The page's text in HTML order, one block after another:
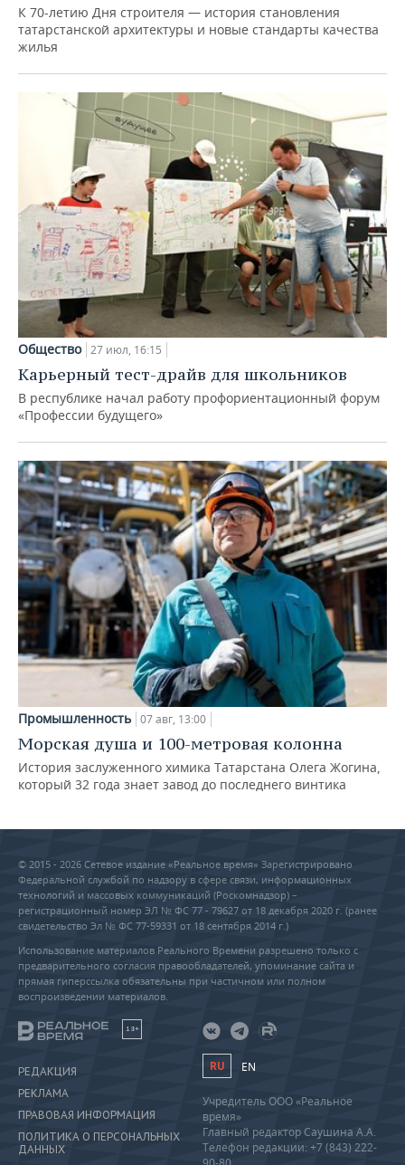
К 70-летию Дня строителя — история становления
татарстанской архитектуры и новые стандарты качества
жилья
Общество 27 июл, 16:15
Карьерный тест-драйв для школьников
В республике начал работу профориентационный форум
«Профессии будущего»
Промышленность 07 авг, 13:00
Морская душа и 100-метровая колонна
История заслуженного химика Татарстана Олега Жогина,
который 32 года знает завод до последнего винтика
© 2015 - 2026 Сетевое издание «Реальное время» Зарегистрировано
Федеральной службой по надзору в сфере связи, информационных
технологий и массовых коммуникаций (Роскомнадзор) –
регистрационный номер ЭЛ № ФС 77 - 79627 от 18 декабря 2020 г. (ранее
свидетельство Эл № ФС 77-59331 от 18 сентября 2014 г.)
Использование материалов Реального Времени разрешено только с
предварительного согласия правообладателей, упоминание сайта и
прямая гиперссылка обязательны при частичном или полном
воспроизведении материалов.
18+
РЕДАКЦИЯ
РЕКЛАМА
ПРАВОВАЯ ИНФОРМАЦИЯ
ПОЛИТИКА О ПЕРСОНАЛЬНЫХ
ДАННЫХ
RU EN
Учредитель ООО «Реальное
время»
Главный редактор Саушина А.А.
Телефон редакции: +7 (843) 222-